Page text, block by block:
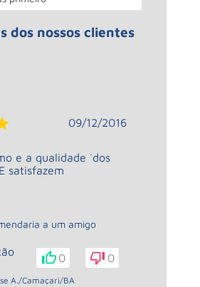
dos nossos clientes
09/12/2016
e a qualidade ´dos
satisfazem
a um amigo
0 0
A./Camaçari/BA